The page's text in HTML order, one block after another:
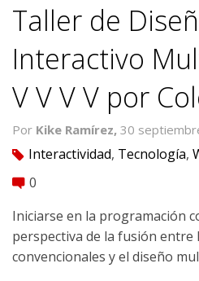
Taller de
Interactivo
V V V V por
Por Kike Ramírez, 30
tag Interactividad, Tecnología,
comment 0
Iniciarse en la programación
perspectiva de la fusión entre
convencionales y el diseño